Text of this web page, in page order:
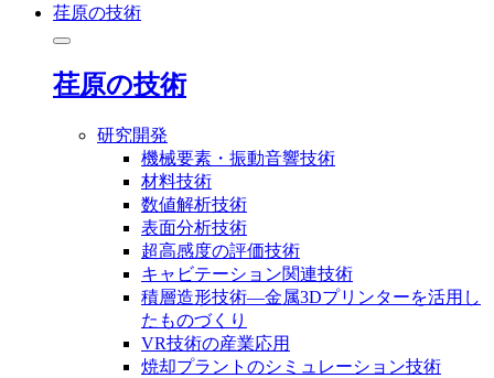
荏原の技術
荏原の技術
研究開発
機械要素・振動音響技術
材料技術
数値解析技術
表面分析技術
超高感度の評価技術
キャビテーション関連技術
積層造形技術―金属3Dプリンターを活用し
たものづくり
VR技術の産業応用
焼却プラントのシミュレーション技術